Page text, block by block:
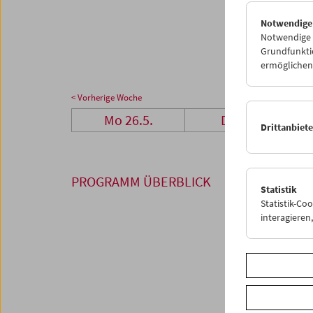
02
< Vorherige Woche
Mo 26.5. Di 27.5.
PROGRAMM ÜBERBLICK
Notwendige
Statistik
Statistik-